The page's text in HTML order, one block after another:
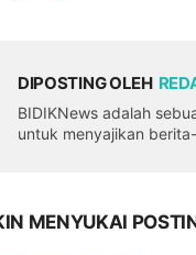
DIPOSTING OLEH
BIDIKNews adalah
untuk menyajikan
MENYUKAI